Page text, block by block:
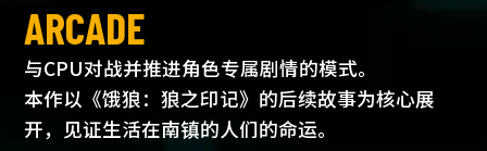
ARCADE
与CPU对战并推进角色专属剧情的模式。
本作以《饿狼：狼之印记》的后续故事为核心展
开，见证生活在南镇的人们的命运。